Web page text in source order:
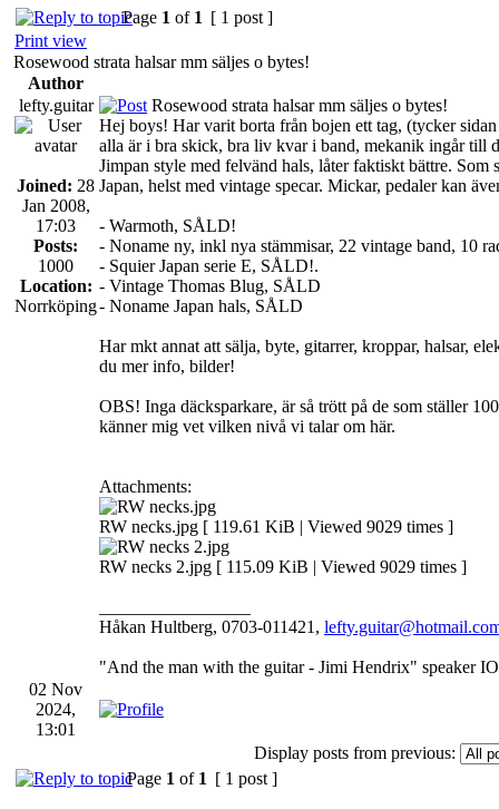
Page 1 of 1 [ 1 post ]
Print view
Rosewood strata halsar mm säljes o bytes!
Author
lefty.guitar
Joined: 28
Jan 2008,
17:03
Posts:
1000
Location:
Norrköping
Rosewood strata halsar mm säljes o bytes!
Hej boys! Har varit borta från bojen ett tag, (tycker
alla är i bra skick, bra liv kvar i band, mekanik ingår till
Jimpan style med felvänd hals, låter faktiskt bättre. Som
Japan, helst med vintage specar. Mickar, pedaler kan
- Warmoth, SÅLD!
- Noname ny, inkl nya stämmisar, 22 vintage band, 10
- Squier Japan serie E, SÅLD!.
- Vintage Thomas Blug, SÅLD
- Noname Japan hals, SÅLD
Har mkt annat att sälja, byte, gitarrer, kroppar, halsar,
du mer info, bilder!
OBS! Inga däcksparkare, är så trött på de som ställer
känner mig vet vilken nivå vi talar om här.
Attachments:
RW necks.jpg [ 119.61 KiB | Viewed 9029 times ]
RW necks 2.jpg [ 115.09 KiB | Viewed 9029 times ]
Håkan Hultberg, 0703-011421,
"And the man with the guitar - Jimi Hendrix" speaker
02 Nov
2024,
13:01
Display posts from previous:
Page 1 of 1 [ 1 post ]